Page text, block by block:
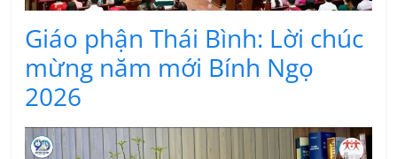
Giáo phận Thái Bình: Lời chúc
mừng năm mới Bính Ngọ
2026